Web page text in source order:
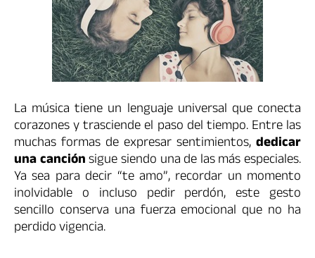
La música tiene un lenguaje universal que conecta
corazones y trasciende el paso del tiempo. Entre las
muchas formas de expresar sentimientos, dedicar
una canciónsigue siendo una de las más especiales.
Ya sea para decir “te amo”, recordar un momento
inolvidable o incluso pedir perdón, este gesto
sencillo conserva una fuerza emocional que no ha
perdido vigencia.